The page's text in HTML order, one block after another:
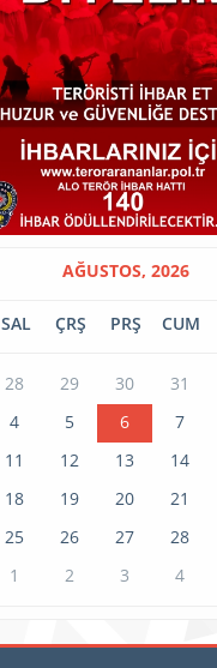
AĞUSTOS, 2026
SAL ÇRŞ PRŞ CUM
28 29 30 31
4 5 6 7
11 12 13 14
18 19 20 21
25 26 27 28
1 2 3 4